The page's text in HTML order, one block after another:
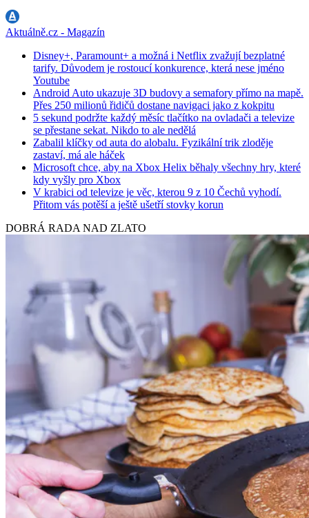
Aktuálně.cz - Magazín
Disney+, Paramount+ a možná i Netflix zvažují bezplatné
tarify. Důvodem je rostoucí konkurence, která nese jméno
Youtube
Android Auto ukazuje 3D budovy a semafory přímo na mapě.
Přes 250 milionů řidičů dostane navigaci jako z kokpitu
5 sekund podržte každý měsíc tlačítko na ovladači a televize
se přestane sekat. Nikdo to ale nedělá
Zabalil klíčky od auta do alobalu. Fyzikální trik zloděje
zastaví, má ale háček
Microsoft chce, aby na Xbox Helix běhaly všechny hry, které
kdy vyšly pro Xbox
V krabici od televize je věc, kterou 9 z 10 Čechů vyhodí.
Přitom vás potěší a ještě ušetří stovky korun
DOBRÁ RADA NAD ZLATO